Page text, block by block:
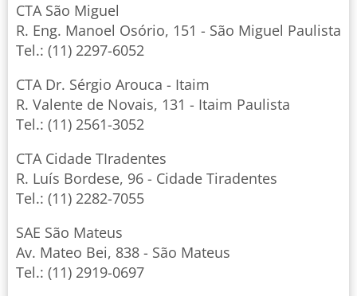
CTA São Miguel
R. Eng. Manoel Osório, 151 - São Miguel Paulista
Tel.: (11) 2297-6052
CTA Dr. Sérgio Arouca - Itaim
R. Valente de Novais, 131 - Itaim Paulista
Tel.: (11) 2561-3052
CTA Cidade TIradentes
R. Luís Bordese, 96 - Cidade Tiradentes
Tel.: (11) 2282-7055
SAE São Mateus
Av. Mateo Bei, 838 - São Mateus
Tel.: (11) 2919-0697